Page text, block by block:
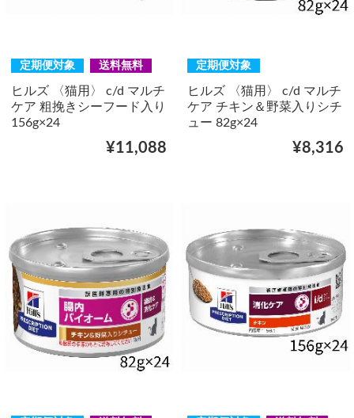
定期便対象 送料無料
ヒルズ 〈猫用〉 c/d マルチ
ケア 粗挽きシーフード入り
156g×24
¥11,088
定期便対象
ヒルズ 〈猫用〉 c/d マルチ
ケア チキン＆野菜入りシチ
ュー 82g×24
¥8,316